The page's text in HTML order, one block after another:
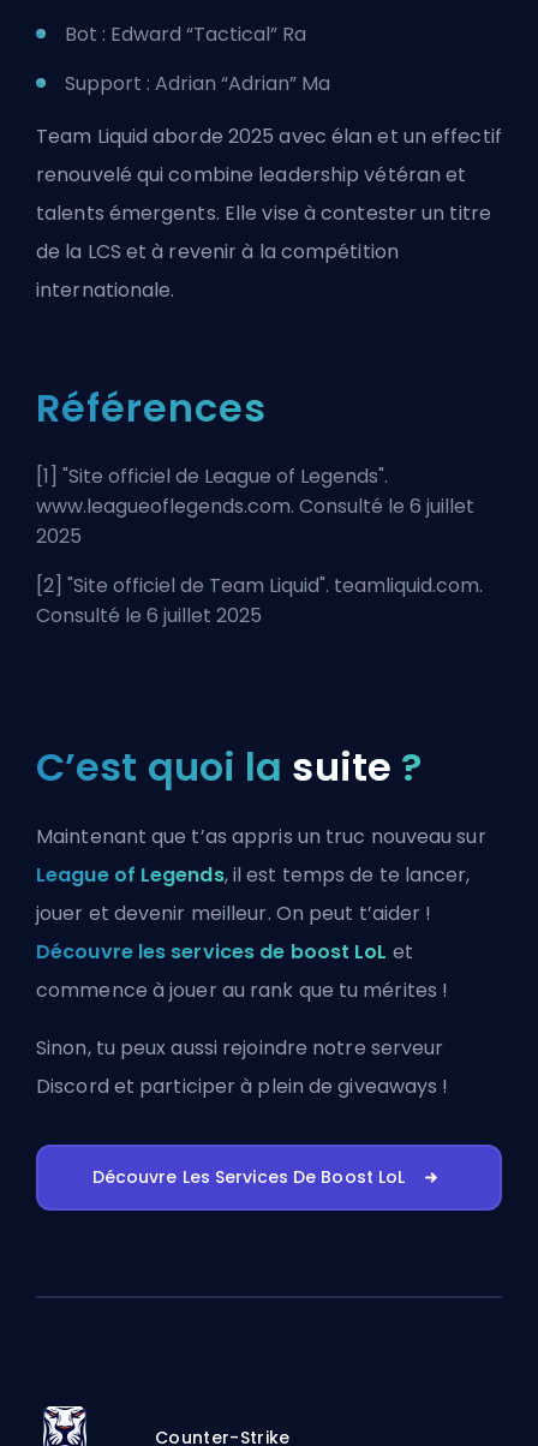
Bot : Edward “Tactical” Ra
Support : Adrian “Adrian” Ma
Team Liquid aborde 2025 avec élan et un effectif
renouvelé qui combine leadership vétéran et
talents émergents. Elle vise à contester un titre
de la LCS et à revenir à la compétition
internationale.
Références
[1] "Site officiel de League of Legends".
www.leagueoflegends.com. Consulté le 6 juillet
2025
[2] "Site officiel de Team Liquid". teamliquid.com.
Consulté le 6 juillet 2025
C’est quoi la suite ?
Maintenant que t’as appris un truc nouveau sur
League of Legends, il est temps de te lancer,
jouer et devenir meilleur. On peut t’aider !
Découvre les services de boost LoL et
commence à jouer au rank que tu mérites !
Sinon, tu peux aussi rejoindre notre serveur
Discord et participer à plein de giveaways !
Découvre Les Services De Boost LoL
Counter-Strike